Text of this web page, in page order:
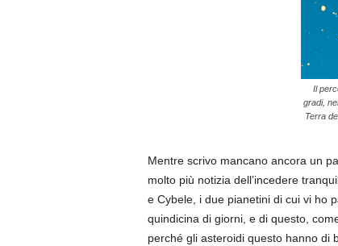
Il
gradi,
Terra
Mentre scrivo mancano ancora un
molto più notizia dell’incedere
e Cybele, i due pianetini di cui vi ho
quindicina di giorni, e di questo,
perché gli asteroidi questo hanno di